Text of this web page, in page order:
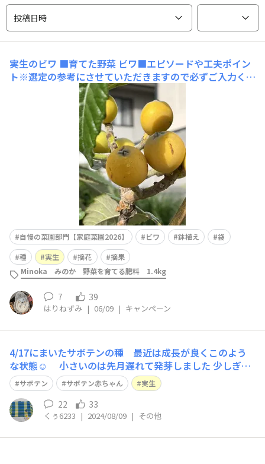
投稿日時
実生のビワ ■育てた野菜 ビワ■エピソードや工夫ポイン
ト※選定の参考にさせていただきますので必ずご入力くだ
さい頂き物のビワがとても美味しっかったので、これはと
思い、種を小さな鉢に植えました。そうしたらどんどん大
きくなってきたので鉢を大きくしながら育てました。とこ
ろが、花も咲かず諦めていたところ、5年ほ
自慢の菜園部門【家庭菜園2026】 ビワ 鉢植え
袋
種
実生 摘花
摘果
Minoka みのか 野菜を育てる肥料 1.4kg
7 39
はりねずみ | 06/09 | キャンペーン
4/17にまいたサボテンの種 最近は成長が良くこのよう
な状態☺️ 小さいのは先月遅れて発芽しました 少しぎゅ
うぎゅうの所もあるのでそろそろ植え替え？
サボテン サボテン赤ちゃん 実生
22 33
くぅ6233 | 2024/08/09 | その他